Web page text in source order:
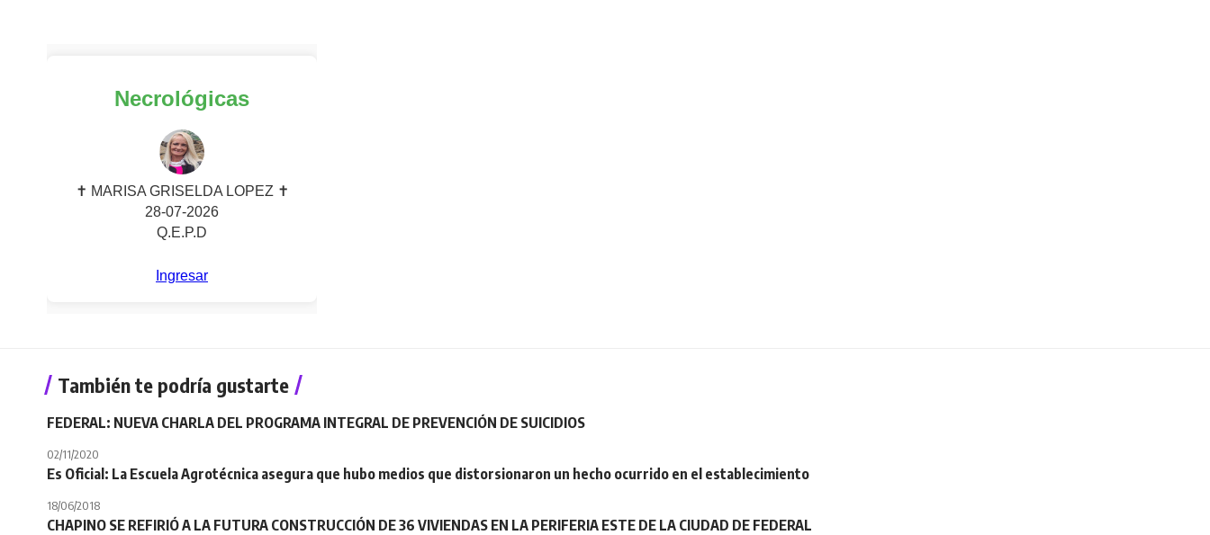
También te podría gustarte
FEDERAL: NUEVA CHARLA DEL PROGRAMA INTEGRAL DE PREVENCIÓN DE SUICIDIOS
02/11/2020
Es Oficial: La Escuela Agrotécnica asegura que hubo medios que distorsionaron un hecho ocurrido en el establecimiento
18/06/2018
CHAPINO SE REFIRIÓ A LA FUTURA CONSTRUCCIÓN DE 36 VIVIENDAS EN LA PERIFERIA ESTE DE LA CIUDAD DE FEDERAL